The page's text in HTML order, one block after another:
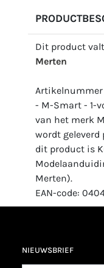
Dit product
Merten
Artikelnummer
- M-Smart - 1-
van het merk
wordt geleverd
dit product is
Merten).
EAN-code:
NIEUWSBRIEF